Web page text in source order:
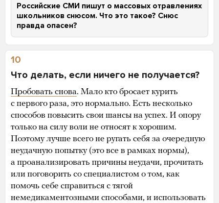
Российские СМИ пишут о массовых отравлениях
школьников снюсом. Что это такое? Снюс
правда опасен?
10
Что делать, если ничего не получается?
Пробовать снова. Мало кто бросает курить
с первого раза, это нормально. Есть несколько
способов повысить свои шансы на успех. И опору
только на силу воли не относят к хорошим.
Поэтому лучше всего не ругать себя за очередную
неудачную попытку (это все в рамках нормы),
а проанализировать причины неудачи, прочитать
или поговорить со специалистом о том, как
помочь себе справиться с тягой
немедикаментозными способами, и использовать